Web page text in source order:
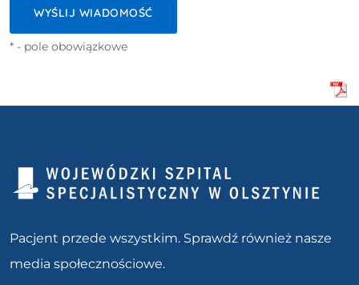
* - pole obowiązkowe
Pacjent przede wszystkim. Sprawdź również nasze
media społecznościowe.